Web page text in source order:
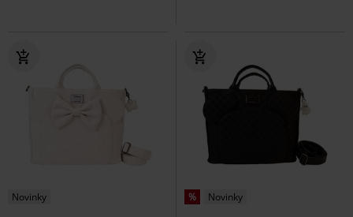
Novinky % Novinky